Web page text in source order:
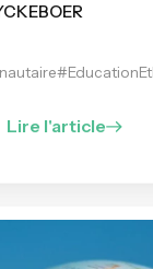
Lire l'article